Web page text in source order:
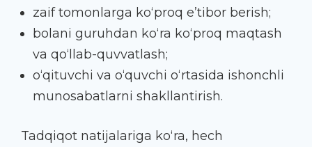
zaif tomonlarga ko‘proq e’tibor berish;
bolani guruhdan ko‘ra ko‘proq maqtash
va qo‘llab-quvvatlash;
o‘qituvchi va o‘quvchi o‘rtasida ishonchli
munosabatlarni shakllantirish.
Tadqiqot natijalariga ko‘ra, hech